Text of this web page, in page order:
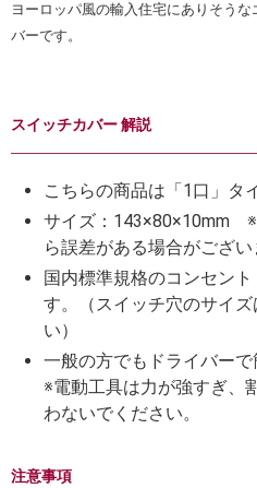
ヨーロッパ風の輸入住宅にありそう
バーです。
スイッチカバー 解説
こちらの商品は「1口」タ
サイズ：143×80×10mm
ら誤差がある場合がござい
国内標準規格のコンセン
す。（スイッチ穴のサイ
い）
一般の方でもドライバーで
※電動工具は力が強すぎ、
わないでください。
注意事項